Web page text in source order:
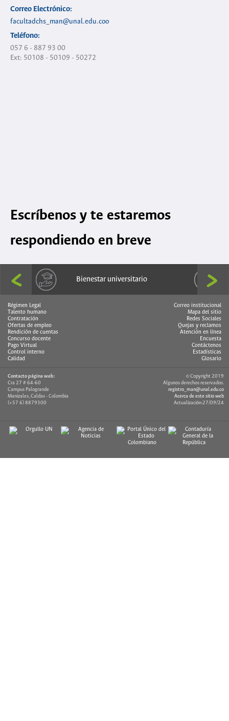
Correo Electrónico:
facultadchs_man@unal.edu.coo
Teléfono:
057 6 - 887 93 00
Ext: 50108 - 50109 - 50272
Escríbenos y te estaremos
respondiendo en breve
Bienestar universitario
Régimen Legal
Talento humano
Contratación
Ofertas de empleo
Rendición de cuentas
Concurso docente
Pago Virtual
Control interno
Calidad
Correo institucional
Mapa del sitio
Redes Sociales
Quejas y reclamos
Atención en línea
Encuesta
Contáctenos
Estadísticas
Glosario
Contacto página web:
Cra 27 # 64-60
Campus Palogrande
Manizales, Caldas - Colombia
(+57 6) 8879300
© Copyright 2019
Algunos derechos reservados.
registro_man@unal.edu.co
Acerca de este sitio web
Actualización:27/09/24